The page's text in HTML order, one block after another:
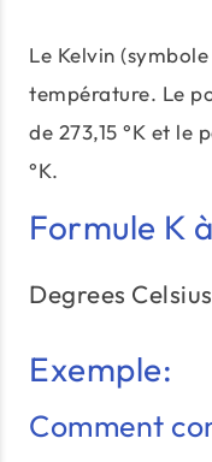
Le Kelvin
température. Le
de 273,15 °K et le
°K.
Formule K
Degrees Celsius
Exemple:
Comment